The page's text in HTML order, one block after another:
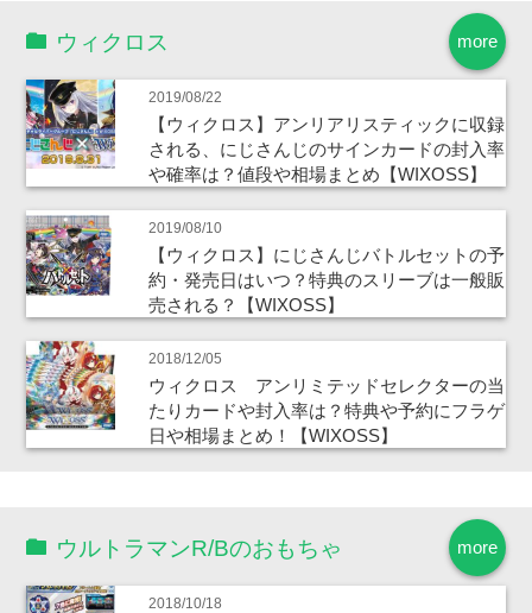
more
ウィクロス
2019/08/22
【ウィクロス】アンリアリスティックに収録
される、にじさんじのサインカードの封入率
や確率は？値段や相場まとめ【WIXOSS】
2019/08/10
【ウィクロス】にじさんじバトルセットの予
約・発売日はいつ？特典のスリーブは一般販
売される？【WIXOSS】
2018/12/05
ウィクロス アンリミテッドセレクターの当
たりカードや封入率は？特典や予約にフラゲ
日や相場まとめ！【WIXOSS】
more
ウルトラマンR/Bのおもちゃ
2018/10/18